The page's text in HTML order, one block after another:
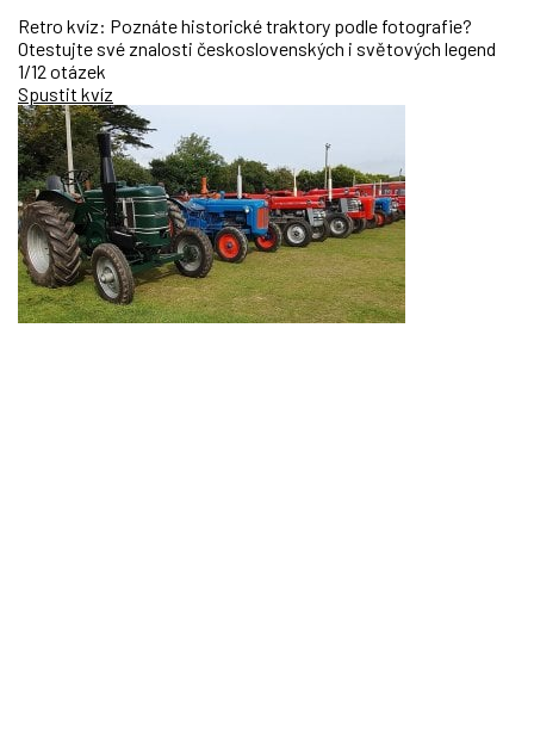
Retro kvíz: Poznáte historické traktory podle fotografie?
Otestujte své znalosti československých i světových legend
1/12 otázek
Spustit kvíz